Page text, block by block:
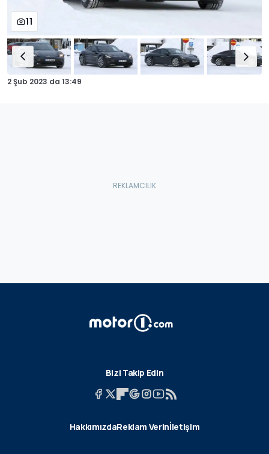
11
2 Şub 2023 da 13:49
Bizi Takip Edin
HakkımızdaReklam Verinİletişim